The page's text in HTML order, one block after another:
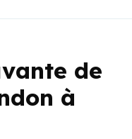
de
à